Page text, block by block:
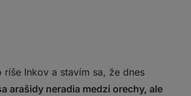
Inkov a stavím sa, že dnes
arašidy neradia medzi orechy, ale